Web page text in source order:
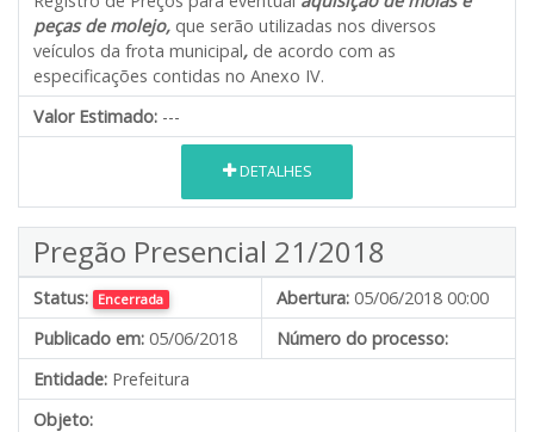
peças de molejo, que serão utilizadas nos diversos
veículos da frota municipal, de acordo com as
especificações contidas no Anexo IV.
Valor Estimado: ---
DETALHES
Pregão Presencial 21/2018
Status: Encerrada Abertura: 05/06/2018 00:00
Publicado em: 05/06/2018
Número do processo:
Entidade: Prefeitura
Objeto: